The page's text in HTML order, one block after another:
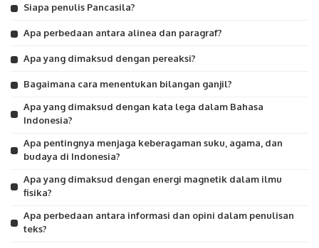
Siapa penulis Pancasila?
Apa perbedaan antara alinea dan paragraf?
Apa yang dimaksud dengan pereaksi?
Bagaimana cara menentukan bilangan ganjil?
Apa yang dimaksud dengan kata lega dalam Bahasa
Indonesia?
Apa pentingnya menjaga keberagaman suku, agama, dan
budaya di Indonesia?
Apa yang dimaksud dengan energi magnetik dalam ilmu
fisika?
Apa perbedaan antara informasi dan opini dalam penulisan
teks?